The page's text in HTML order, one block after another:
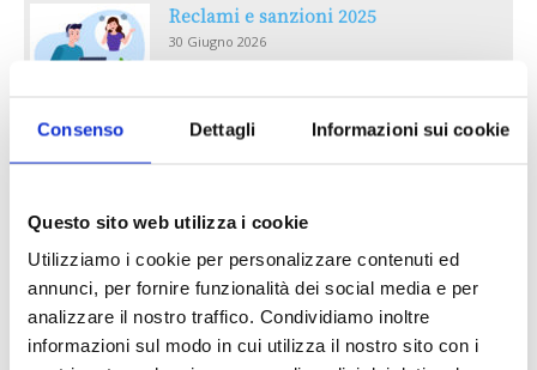
Consenso Dettagli Informazioni sui cookie
Questo sito web utilizza i cookie
Utilizziamo i cookie per personalizzare contenuti ed
annunci, per fornire funzionalità dei social media e per
analizzare il nostro traffico. Condividiamo inoltre
informazioni sul modo in cui utilizza il nostro sito con i
Reclami e sanzioni 2025
30 Giugno 2026
LA GESTIONE DELLA REPUTAZIONE.
30 Giugno 2026